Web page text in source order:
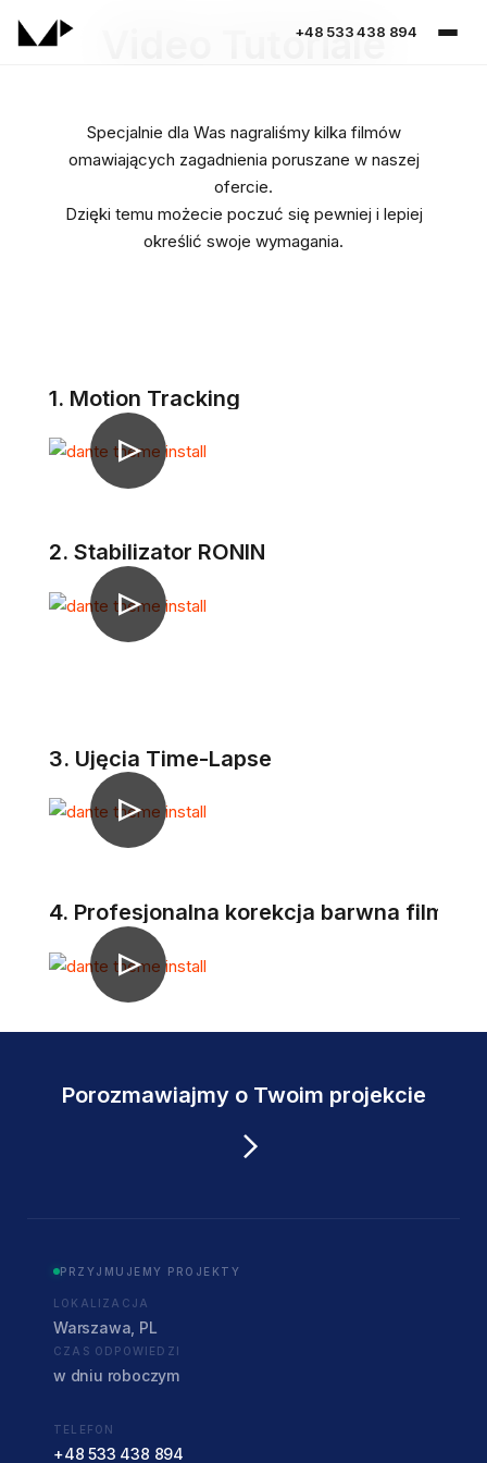
Video Tutoriale
Specjalnie dla Was nagraliśmy kilka filmów
omawiających zagadnienia poruszane w naszej
ofercie.
Dzięki temu możecie poczuć się pewniej i lepiej
określić swoje wymagania.
1. Motion Tracking
2. Stabilizator RONIN
3. Ujęcia Time-Lapse
4. Profesjonalna korekcja barwna filmu
Porozmawiajmy o Twoim projekcie
PRZYJMUJEMY PROJEKTY
LOKALIZACJA
Warszawa, PL
CZAS ODPOWIEDZI
w dniu roboczym
TELEFON
+48 533 438 894
+48 533 438 894